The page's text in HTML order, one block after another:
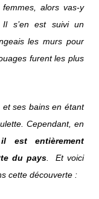
alors vas-y
s’en est suivi un
les murs pour
furent les plus
ses bains en étant
Cependant, en
il est entièrement
du pays. Et voici
cette découverte :